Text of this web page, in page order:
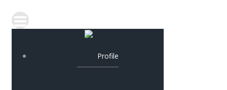
Profile